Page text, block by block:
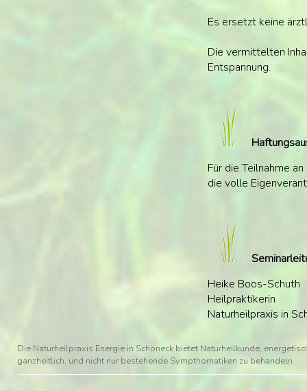
Es ersetzt keine
Die vermittelten
Entspannung.
Für die Teilnahme
die volle
Heike Boos-Schuth
Heilpraktikerin
Naturheilpraxis in
Die Naturheilpraxis Energie in Schöneck bietet Naturheilkunde,
ganzheitlich, und nicht nur bestehende Sympthomatiken zu behandeln.